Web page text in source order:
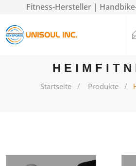
Fitness-Hersteller |
Startseite Produkte